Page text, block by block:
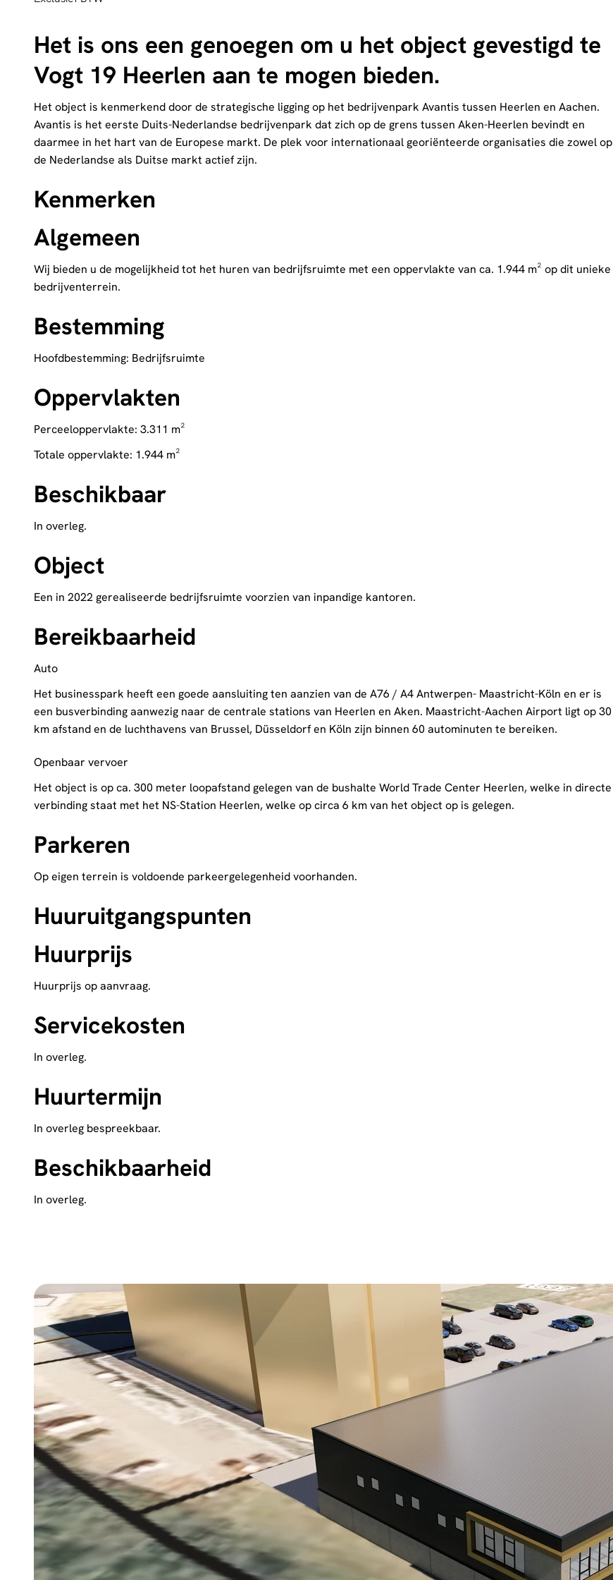
Het is ons een genoegen om u het object gevestigd te
Vogt 19 Heerlen aan te mogen bieden.
Het object is kenmerkend door de strategische ligging op het bedrijvenpark Avantis tussen Heerlen en Aachen.
Avantis is het eerste Duits-Nederlandse bedrijvenpark dat zich op de grens tussen Aken-Heerlen bevindt en
daarmee in het hart van de Europese markt. De plek voor internationaal georiënteerde organisaties die zowel op
de Nederlandse als Duitse markt actief zijn.
Kenmerken
Algemeen
Wij bieden u de mogelijkheid tot het huren van bedrijfsruimte met een oppervlakte van ca. 1.944 m² op dit unieke
bedrijventerrein.
Bestemming
Hoofdbestemming: Bedrijfsruimte
Oppervlakten
Perceeloppervlakte: 3.311 m²
Totale oppervlakte: 1.944 m²
Beschikbaar
In overleg.
Object
Een in 2022 gerealiseerde bedrijfsruimte voorzien van ​inpandige kantoren.
Bereikbaarheid
Auto
Het businesspark heeft een goede aansluiting ten aanzien van de A76 / A4 Antwerpen- Maastricht-Köln en er is
een busverbinding aanwezig naar de centrale stations van Heerlen en Aken. Maastricht-Aachen Airport ligt op 30
km afstand en de luchthavens van Brussel, Düsseldorf en Köln zijn binnen 60 autominuten te bereiken.
Openbaar vervoer
Het object is op ca. 300 meter loopafstand gelegen van de bushalte World Trade Center Heerlen, welke in directe
verbinding staat met het NS-Station Heerlen, welke op circa 6 km van het object op is gelegen.
Parkeren
Op eigen terrein is voldoende parkeergelegenheid voorhanden.
Huuruitgangspunten
Huurprijs
Huurprijs op aanvraag.
Servicekosten
In overleg.
Huurtermijn
In overleg bespreekbaar.
Beschikbaarheid
In overleg.